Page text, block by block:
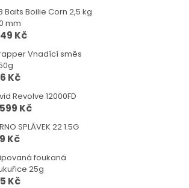
Baits Boilie Corn 2,5 kg
mm
Kč
Vnadící směs
Kč
Revolve 12000FD
Kč
SPLÁVEK 22 1.5G
Kč
foukaná
25g
Kč